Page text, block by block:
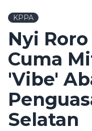
KPPA
Nyi
Cuma
'Vibe'
Selatan